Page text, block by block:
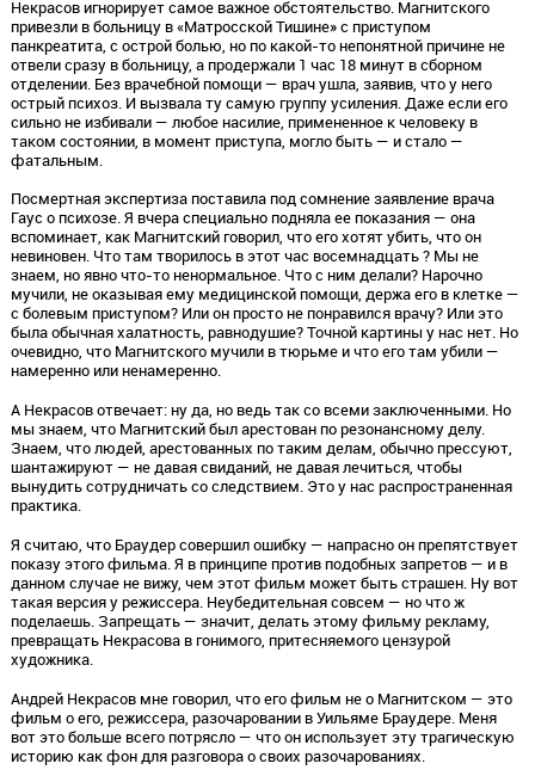
Некрасов игнорирует самое важное обстоятельство. Магнитского
привезли в больницу в «Матросской Тишине» с приступом
панкреатита, с острой болью, но по какой-то непонятной причине не
отвели сразу в больницу, а продержали 1 час 18 минут в сборном
отделении. Без врачебной помощи — врач ушла, заявив, что у него
острый психоз. И вызвала ту самую группу усиления. Даже если его
сильно не избивали — любое насилие, примененное к человеку в
таком состоянии, в момент приступа, могло быть — и стало —
фатальным.
Посмертная экспертиза поставила под сомнение заявление врача
Гаус о психозе. Я вчера специально подняла ее показания — она
вспоминает, как Магнитский говорил, что его хотят убить, что он
невиновен. Что там творилось в этот час восемнадцать ? Мы не
знаем, но явно что-то ненормальное. Что с ним делали? Нарочно
мучили, не оказывая ему медицинской помощи, держа его в клетке —
с болевым приступом? Или он просто не понравился врачу? Или это
была обычная халатность, равнодушие? Точной картины у нас нет. Но
очевидно, что Магнитского мучили в тюрьме и что его там убили —
намеренно или ненамеренно.
А Некрасов отвечает: ну да, но ведь так со всеми заключенными. Но
мы знаем, что Магнитский был арестован по резонансному делу.
Знаем, что людей, арестованных по таким делам, обычно прессуют,
шантажируют — не давая свиданий, не давая лечиться, чтобы
вынудить сотрудничать со следствием. Это у нас распространенная
практика.
Я считаю, что Браудер совершил ошибку — напрасно он препятствует
показу этого фильма. Я в принципе против подобных запретов — и в
данном случае не вижу, чем этот фильм может быть страшен. Ну вот
такая версия у режиссера. Неубедительная совсем — но что ж
поделаешь. Запрещать — значит, делать этому фильму рекламу,
превращать Некрасова в гонимого, притесняемого цензурой
художника.
Андрей Некрасов мне говорил, что его фильм не о Магнитском — это
фильм о его, режиссера, разочаровании в Уильяме Браудере. Меня
вот это больше всего потрясло — что он использует эту трагическую
историю как фон для разговора о своих разочарованиях.